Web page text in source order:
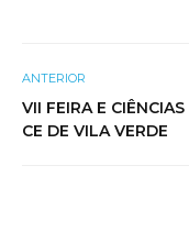
ANTERIOR
VII FEIRA E
CE DE VILA VERDE